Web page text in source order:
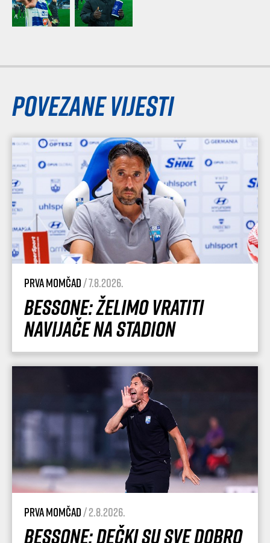
Povezane vijesti
Prva momčad/ 7.8.2026.
Bessone: Želimo vratiti
navijače na stadion
Prva momčad/ 2.8.2026.
Bessone: Dečki su sve dobro